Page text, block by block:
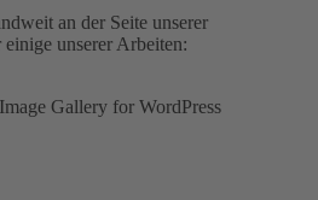
an der Seite unserer
unserer Arbeiten: